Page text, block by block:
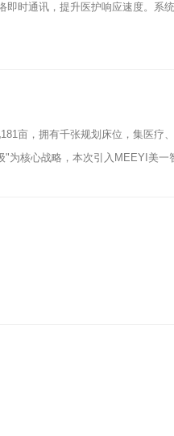
即时通讯，提升医护响应速度。系
亩，拥有千张规划床位，集医疗
为核心战略，本次引入MEEYI美一